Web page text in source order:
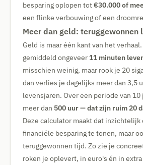
besparing oplopen tot€30.000 of
een flinke verbouwing of een
Meer dan geld: teruggewonnen
Geld is maar één kant van het
gemiddeld ongeveer 11 minuten
misschien weinig, maar rook je 20
dan verlies je dagelijks meer dan 3,5
levensjaren. Over een periode van
meer dan 500 uur — dat zijn ruim 20
Deze calculator maakt dat
financiële besparing te tonen, maar
teruggewonnen tijd. Zo zie je
roken je oplevert, in euro's én in